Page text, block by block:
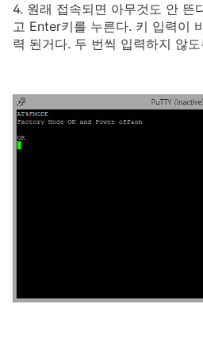
4. 원래 접속되면 아무것도 안 뜬
고 Enter키를 누른다. 키 입력이
력 된거다. 두 번씩 입력하지 않